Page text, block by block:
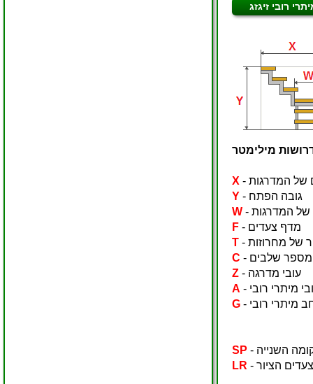
מילימטר
X
של המדרגות
Y
- גובה הפתח
W
של המדרגות
F
- מדף צעדים
T
של מחרוזות
C
- מספר שלבים
Z
- עובי מדרגה
A
מיתרי רובי
G
מיתרי רובי
SP
LR